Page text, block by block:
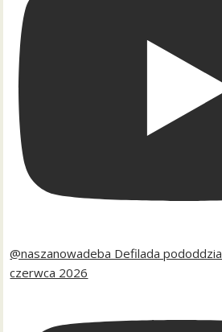
@naszanowadeba Defilada
czerwca 2026